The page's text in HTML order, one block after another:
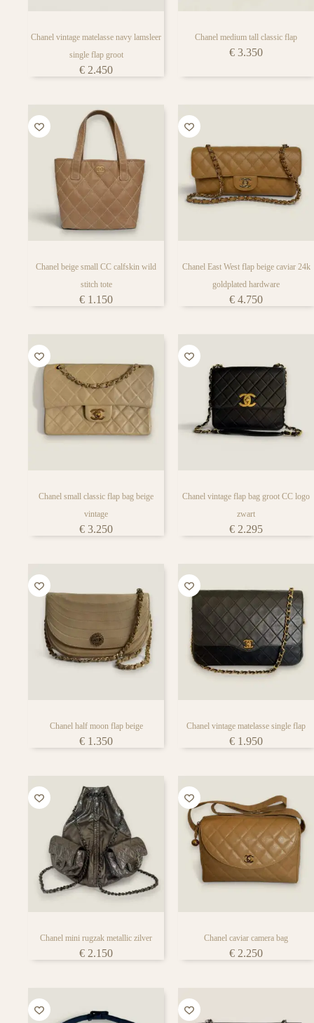
Chanel vintage matelasse navy lamsleer
single flap groot
€ 2.450
Chanel medium tall classic flap
€ 3.350
Chanel beige small CC calfskin wild
stitch tote
€ 1.150
Chanel East West flap beige caviar 24k
goldplated hardware
€ 4.750
Chanel small classic flap bag beige
vintage
€ 3.250
Chanel vintage flap bag groot CC logo
zwart
€ 2.295
Chanel half moon flap beige
€ 1.350
Chanel vintage matelasse single flap
€ 1.950
Chanel mini rugzak metallic zilver
€ 2.150
Chanel caviar camera bag
€ 2.250